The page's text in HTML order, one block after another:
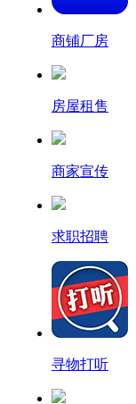
商铺厂房
房屋租售
商家宣传
求职招聘
寻物打听